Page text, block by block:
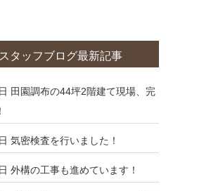
スタッフブログ最新記事
田園調布の44坪2階建て現場、完
気密検査を行いました！
外構の工事も進めています！